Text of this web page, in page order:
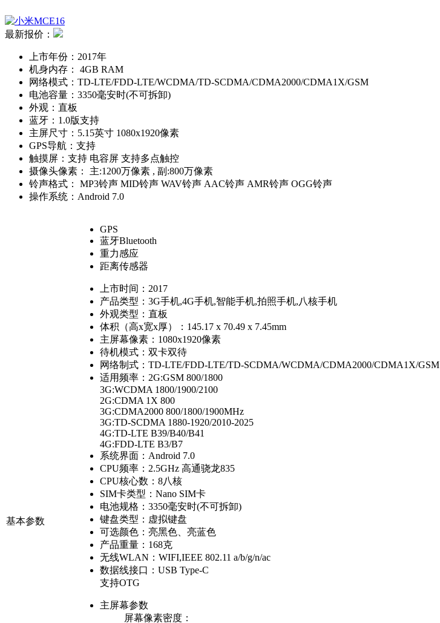
最新报价：
上市年份： 2017年
机身内存：
4GB RAM
网络模式： TD-LTE/FDD-LTE/WCDMA/TD-SCDMA/CDMA2000/CDMA1X/GSM
电池容量： 3350毫安时(不可拆卸)
外观： 直板
蓝牙： 1.0版支持
主屏尺寸： 5.15英寸 1080x1920像素
GPS导航： 支持
触摸屏： 支持 电容屏 支持多点触控
摄像头像素：
主:1200万像素 , 副:800万像素
铃声格式：
MP3铃声 MID铃声 WAV铃声 AAC铃声 AMR铃声 OGG铃声
操作系统： Android 7.0
基本参数
GPS
蓝牙Bluetooth
重力感应
距离传感器
上市时间： 2017
产品类型： 3G手机,4G手机,智能手机,拍照手机,八核手机
外观类型： 直板
体积（高x宽x厚）： 145.17 x 70.49 x 7.45mm
主屏幕像素： 1080x1920像素
待机模式： 双卡双待
网络制式： TD-LTE/FDD-LTE/TD-SCDMA/WCDMA/CDMA2000/CDMA1X/GSM
适用频率： 2G:GSM 800/1800
3G:WCDMA 1800/1900/2100
2G:CDMA 1X 800
3G:CDMA2000 800/1800/1900MHz
3G:TD-SCDMA 1880-1920/2010-2025
4G:TD-LTE B39/B40/B41
4G:FDD-LTE B3/B7
系统界面： Android 7.0
CPU频率： 2.5GHz 高通骁龙835
CPU核心数： 8八核
SIM卡类型： Nano SIM卡
电池规格： 3350毫安时(不可拆卸)
键盘类型： 虚拟键盘
可选颜色： 亮黑色、亮蓝色
产品重量： 168克
无线WLAN： WIFI,IEEE 802.11 a/b/g/n/ac
数据线接口： USB Type-C
支持OTG
主屏幕参数
屏幕像素密度：